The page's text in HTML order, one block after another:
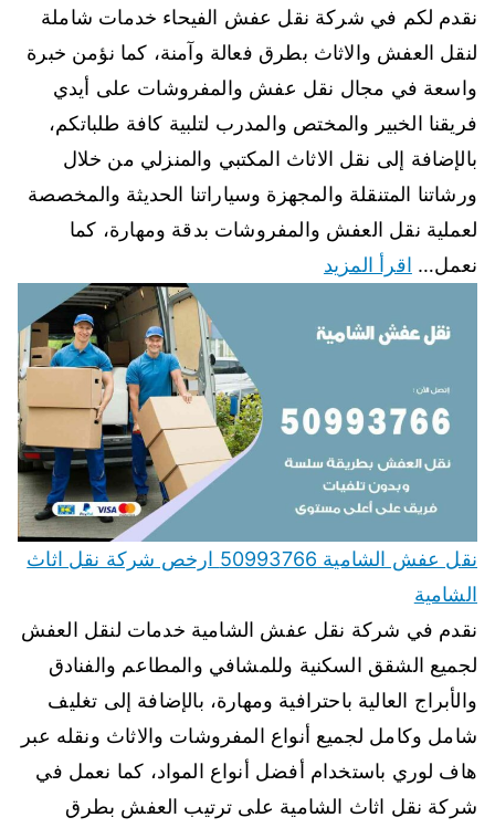
نقدم لكم في شركة نقل عفش الفيحاء خدمات شاملة
لنقل العفش والاثاث بطرق فعالة وآمنة، كما نؤمن خبرة
واسعة في مجال نقل عفش والمفروشات على أيدي
فريقنا الخبير والمختص والمدرب لتلبية كافة طلباتكم،
بالإضافة إلى نقل الاثاث المكتبي والمنزلي من خلال
ورشاتنا المتنقلة والمجهزة وسياراتنا الحديثة والمخصصة
لعملية نقل العفش والمفروشات بدقة ومهارة، كما
نعمل… اقرأ المزيد
نقل عفش الشامية 50993766 ارخص شركة نقل اثاث
الشامية
نقدم في شركة نقل عفش الشامية خدمات لنقل العفش
لجميع الشقق السكنية وللمشافي والمطاعم والفنادق
والأبراج العالية باحترافية ومهارة، بالإضافة إلى تغليف
شامل وكامل لجميع أنواع المفروشات والاثاث ونقله عبر
هاف لوري باستخدام أفضل أنواع المواد، كما نعمل في
شركة نقل اثاث الشامية على ترتيب العفش بطرق